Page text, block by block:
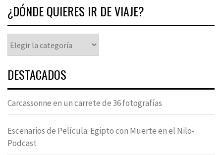
¿DÓNDE QUIERES IR DE VIAJE?
DESTACADOS
Carcassonne en un carrete de 36 fotografías
Escenarios de Película: Egipto con Muerte en el Nilo-
Podcast